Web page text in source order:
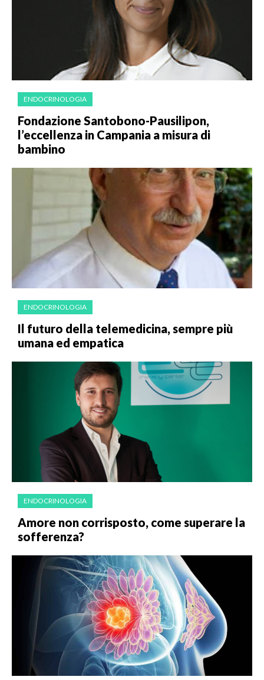
ENDOCRINOLOGIA
Fondazione Santobono-Pausilipon,
l’eccellenza in Campania a misura di
bambino
ENDOCRINOLOGIA
Il futuro della telemedicina, sempre più
umana ed empatica
ENDOCRINOLOGIA
Amore non corrisposto, come superare la
sofferenza?